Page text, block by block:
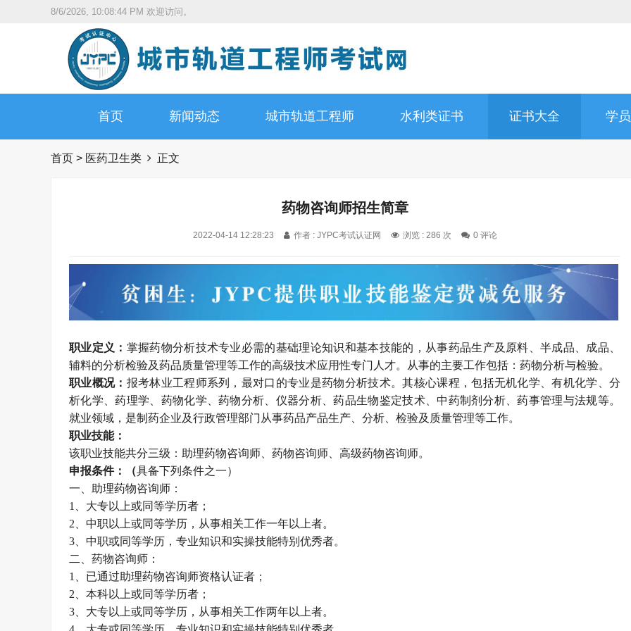
8/6/2026, 10:08:45 PM 欢迎访问。
首页 新闻动态 城市轨道工程师 水利类证书 证书大全 学
首页 > 医药卫生类 正文
药物咨询师招生简章
2022-04-14 12:28:23 作者 : JYPC考试认证网 浏览 : 286 次 0 评论
职业定义： 掌握药物分析技术专业必需的基础理论知识和基本技能的，从事药品生产及原料、半成品、成品、
辅料的分析检验及药品质量管理等工作的高级技术应用性专门人才。从事的主要工作包括：药物分析与检验。
职业概况： 报考林业工程师系列，最对口的专业是药物分析技术。其核心课程，包括无机化学、有机化学、分
析化学、药理学、药物化学、药物分析、仪器分析、药品生物鉴定技术、中药制剂分析、药事管理与法规等。
就业领域，是制药企业及行政管理部门从事药品产品生产、分析、检验及质量管理等工作。
职业技能：
该职业技能共分三级：助理药物咨询师、药物咨询师、高级药物咨询师。
申报条件：（具备下列条件之一）
一、助理药物咨询师：
1、大专以上或同等学历者；
2、中职以上或同等学历，从事相关工作一年以上者。
3、中职或同等学历，专业知识和实操技能特别优秀者。
二、药物咨询师：
1、已通过助理药物咨询师资格认证者；
2、本科以上或同等学历者；
3、大专以上或同等学历，从事相关工作两年以上者。